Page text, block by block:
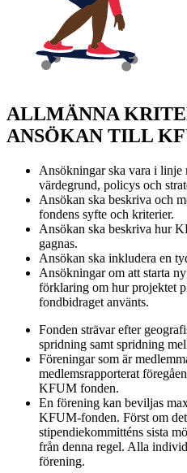
ALLMÄNNA
ANSÖKAN TILL
Ansökningar ska vara i
värdegrund, policys och
Ansökan ska beskriva och
fondens syfte och kriterier.
Ansökan ska beskriva hur
gagnas.
Ansökan ska inkludera en
Ansökningar om att starta
förklaring om hur projektet
fondbidraget använts.
Fonden strävar efter
spridning samt spridning
Föreningar som är
medlemsrapporterat
KFUM fonden.
En förening kan beviljas
KFUM-fonden. Först om
stipendiekommitténs sista
från denna regel. Alla
förening.